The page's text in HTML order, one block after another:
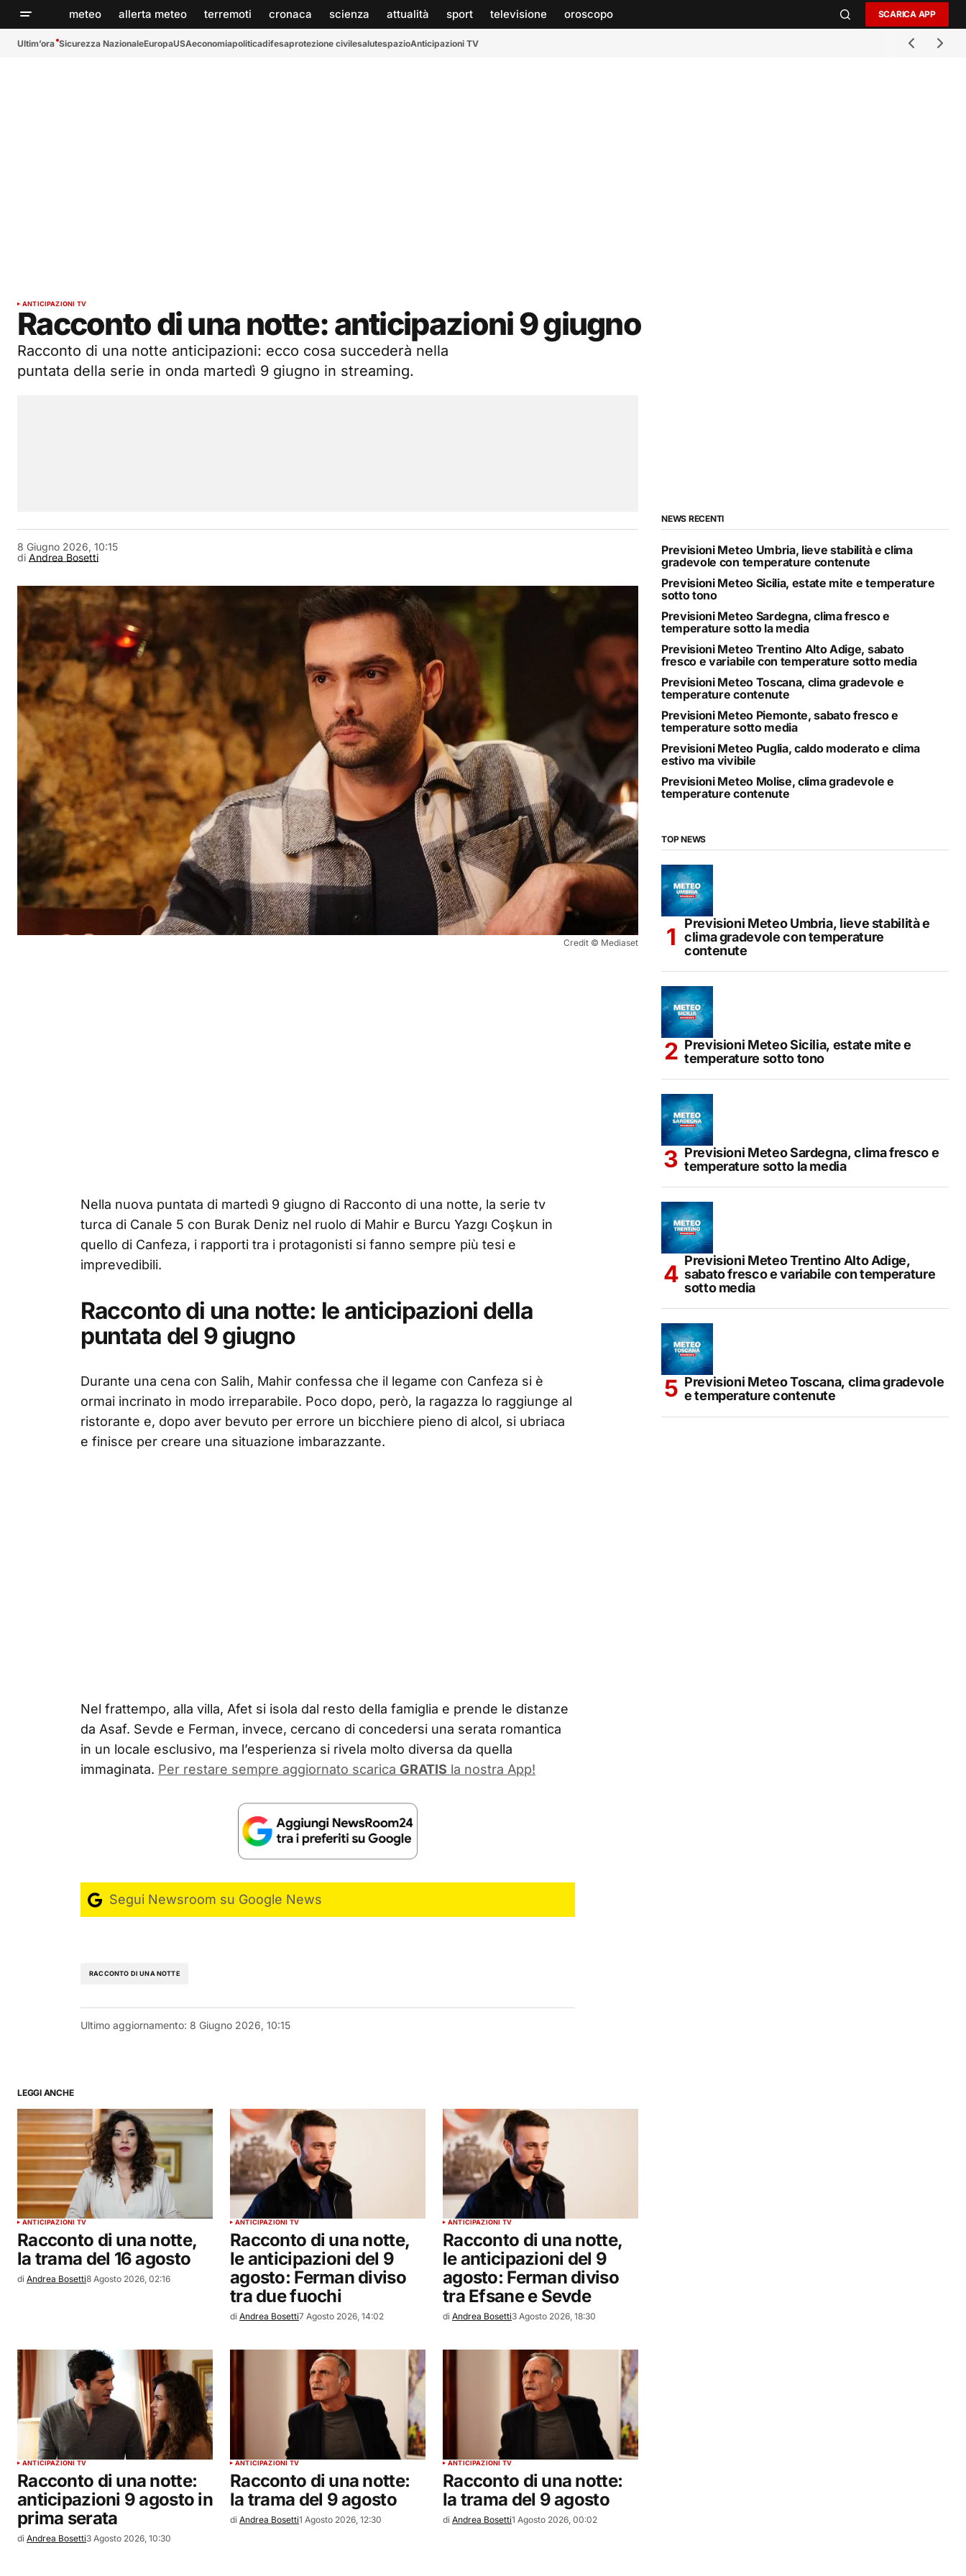
meteo allerta meteo terremoti cronaca scienza attualità sport televisione oroscopo SCARICA APP
Ultim’ora Sicurezza NazionaleEuropaUSAeconomiapoliticadifesaprotezione civilesalutespazioAnticipazioni TV
ANTICIPAZIONI TV
Racconto di una notte: anticipazioni 9 giugno
Racconto di una notte anticipazioni: ecco cosa succederà nella
puntata della serie in onda martedì 9 giugno in streaming.
di Andrea Bosetti
8 Giugno 2026, 10:15
Credit © Mediaset
Nella nuova puntata di martedì 9 giugno di Racconto di una notte, la serie tv
turca di Canale 5 con Burak Deniz nel ruolo di Mahir e Burcu Yazgı Coşkun in
quello di Canfeza, i rapporti tra i protagonisti si fanno sempre più tesi e
imprevedibili.
Racconto di una notte: le anticipazioni della
puntata del 9 giugno
Durante una cena con Salih, Mahir confessa che il legame con Canfeza si è
ormai incrinato in modo irreparabile. Poco dopo, però, la ragazza lo raggiunge al
ristorante e, dopo aver bevuto per errore un bicchiere pieno di alcol, si ubriaca
e finisce per creare una situazione imbarazzante.
Nel frattempo, alla villa, Afet si isola dal resto della famiglia e prende le distanze
da Asaf. Sevde e Ferman, invece, cercano di concedersi una serata romantica
in un locale esclusivo, ma l’esperienza si rivela molto diversa da quella
immaginata. Per restare sempre aggiornato scarica GRATIS la nostra App!
Segui Newsroom su Google News
RACCONTO DI UNA NOTTE
Ultimo aggiornamento: 8 Giugno 2026, 10:15
LEGGI ANCHE
ANTICIPAZIONI TV
Racconto di una notte,
la trama del 16 agosto
di Andrea Bosetti8 Agosto 2026, 02:16
ANTICIPAZIONI TV
Racconto di una notte,
le anticipazioni del 9
agosto: Ferman diviso
tra due fuochi
di Andrea Bosetti7 Agosto 2026, 14:02
ANTICIPAZIONI TV
Racconto di una notte,
le anticipazioni del 9
agosto: Ferman diviso
tra Efsane e Sevde
di Andrea Bosetti3 Agosto 2026, 18:30
ANTICIPAZIONI TV
Racconto di una notte:
anticipazioni 9 agosto in
prima serata
di Andrea Bosetti3 Agosto 2026, 10:30
ANTICIPAZIONI TV
Racconto di una notte:
la trama del 9 agosto
di Andrea Bosetti1 Agosto 2026, 12:30
ANTICIPAZIONI TV
Racconto di una notte:
la trama del 9 agosto
di Andrea Bosetti1 Agosto 2026, 00:02
NEWS RECENTI
Previsioni Meteo Umbria, lieve stabilità e clima
gradevole con temperature contenute
Previsioni Meteo Sicilia, estate mite e temperature
sotto tono
Previsioni Meteo Sardegna, clima fresco e
temperature sotto la media
Previsioni Meteo Trentino Alto Adige, sabato
fresco e variabile con temperature sotto media
Previsioni Meteo Toscana, clima gradevole e
temperature contenute
Previsioni Meteo Piemonte, sabato fresco e
temperature sotto media
Previsioni Meteo Puglia, caldo moderato e clima
estivo ma vivibile
Previsioni Meteo Molise, clima gradevole e
temperature contenute
TOP NEWS
Previsioni Meteo Umbria, lieve stabilità e
clima gradevole con temperature
contenute
Previsioni Meteo Sicilia, estate mite e
temperature sotto tono
Previsioni Meteo Sardegna, clima fresco e
temperature sotto la media
Previsioni Meteo Trentino Alto Adige,
sabato fresco e variabile con temperature
sotto media
Previsioni Meteo Toscana, clima gradevole
e temperature contenute